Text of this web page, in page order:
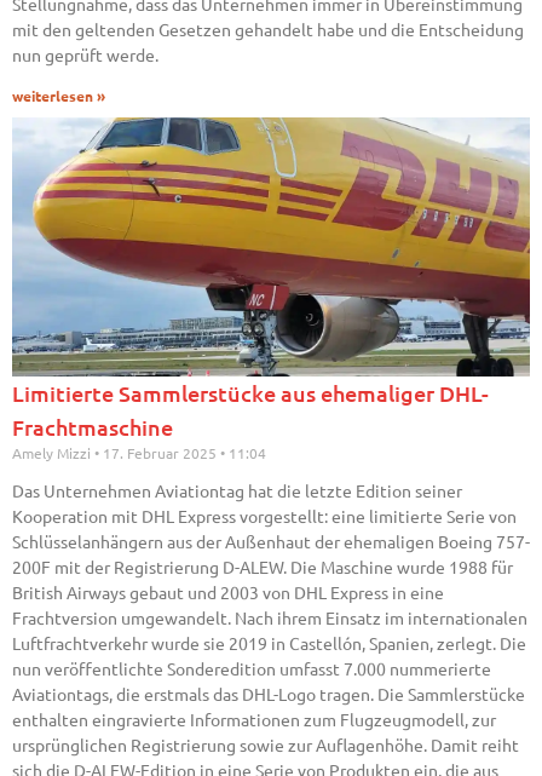
mit den geltenden Gesetzen gehandelt habe und die Entscheidung
nun geprüft werde.
weiterlesen »
Limitierte Sammlerstücke aus ehemaliger DHL-
Frachtmaschine
Amely Mizzi 17. Februar 2025 11:04
Das Unternehmen Aviationtag hat die letzte Edition seiner
Kooperation mit DHL Express vorgestellt: eine limitierte Serie von
Schlüsselanhängern aus der Außenhaut der ehemaligen Boeing 757-
200F mit der Registrierung D-ALEW. Die Maschine wurde 1988 für
British Airways gebaut und 2003 von DHL Express in eine
Frachtversion umgewandelt. Nach ihrem Einsatz im internationalen
Luftfrachtverkehr wurde sie 2019 in Castellón, Spanien, zerlegt. Die
nun veröffentlichte Sonderedition umfasst 7.000 nummerierte
Aviationtags, die erstmals das DHL-Logo tragen. Die Sammlerstücke
enthalten eingravierte Informationen zum Flugzeugmodell, zur
ursprünglichen Registrierung sowie zur Auflagenhöhe. Damit reiht
sich die D-ALEW-Edition in eine Serie von Produkten ein, die aus